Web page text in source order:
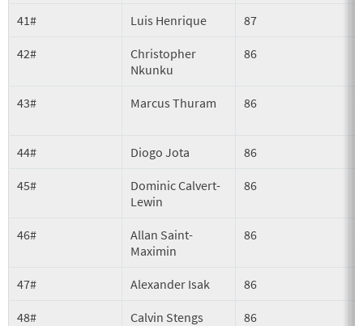
41# Luis Henrique 87
42#
Christopher
Nkunku
86
43# Marcus Thuram 86
44# Diogo Jota 86
45#
Dominic Calvert-
Lewin
86
46#
Allan Saint-
Maximin
86
47# Alexander Isak 86
48# Calvin Stengs 86